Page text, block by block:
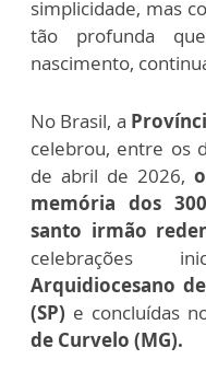
simplicidade, mas
tão profunda
nascimento,
No Brasil, a
celebrou, entre os
de abril de 2026,
memória dos
santo irmão
celebrações
Arquidiocesano
(SP) e concluídas
de Curvelo (MG).